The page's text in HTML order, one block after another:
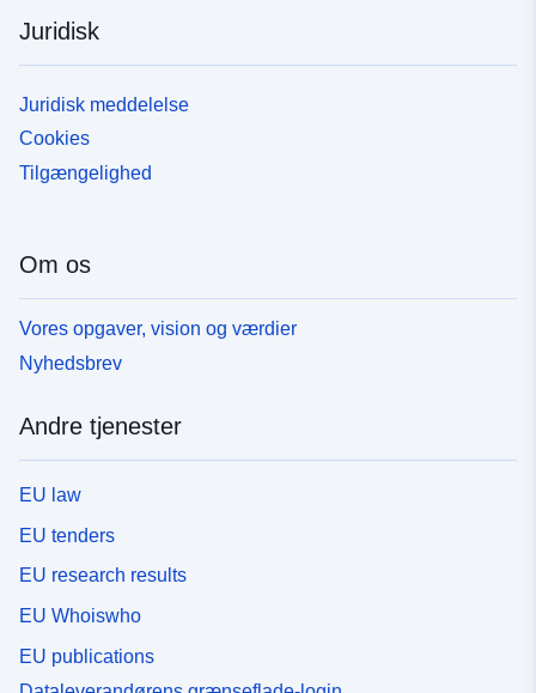
Juridisk
Juridisk meddelelse
Cookies
Tilgængelighed
Om os
Vores opgaver, vision og værdier
Nyhedsbrev
Andre tjenester
EU law
EU tenders
EU research results
EU Whoiswho
EU publications